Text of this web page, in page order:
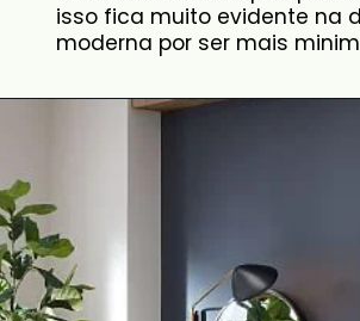
isso fica muito evidente na
moderna por ser mais